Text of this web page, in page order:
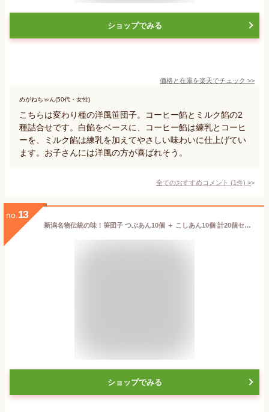
ショップでみる
価格と在庫を楽天でチェック >>
めがねちゃん(50代・女性)
こちらは変わり種の洋風笹団子。コーヒー餡とミルク餡の2
種詰合せです。白餡をベースに、コーヒー餡は練乳とコーヒ
ーを、ミルク餡は練乳を加えてやさしい味わいに仕上げてい
ます。お子さんには洋風の方が喜ばれそう。
全てのおすすめコメント (1件) >
no. 13
新潟名物伝統の味！笹団子 つぶあん10個 ＋ こしあん10個 計20個セット【代引不可】
ショップでみる